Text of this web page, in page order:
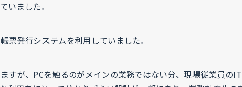
いました。
票発行システムを利用していました。
すが、PCを触るのがメインの業務ではない分、現場従業員の